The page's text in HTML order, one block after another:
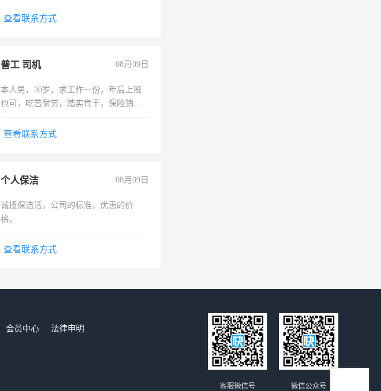
查看联系方式
普工 司机 08月09日
本人男，30岁，求工作一份，年后上班
也可，吃苦耐劳，踏实肯干，保险销售
查看联系方式
个人保洁 08月09日
诚揽保洁活，公司的标准，优惠的价
格。
查看联系方式
会员中心
法律申明
微信公众号
客服微信号